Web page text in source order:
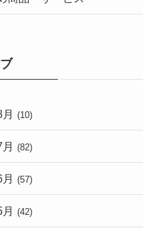
(10)
(82)
(57)
(42)